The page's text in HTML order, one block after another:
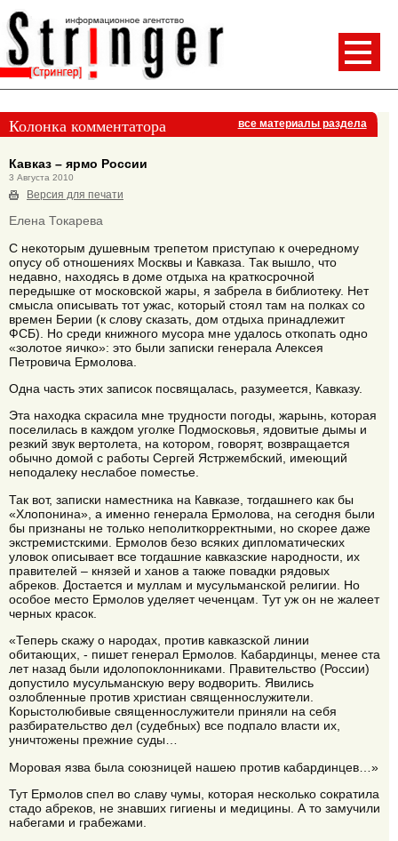
Колонка комментатора все материалы раздела
Кавказ – ярмо России
3 Августа 2010
Версия для печати
Елена Токарева
С некоторым душевным трепетом приступаю к очередному
опусу об отношениях Москвы и Кавказа. Так вышло, что
недавно, находясь в доме отдыха на краткосрочной
передышке от московской жары, я забрела в библиотеку. Нет
смысла описывать тот ужас, который стоял там на полках со
времен Берии (к слову сказать, дом отдыха принадлежит
ФСБ). Но среди книжного мусора мне удалось откопать одно
«золотое яичко»: это были записки генерала Алексея
Петровича Ермолова.
Одна часть этих записок посвящалась, разумеется, Кавказу.
Эта находка скрасила мне трудности погоды, жарынь, которая
поселилась в каждом уголке Подмосковья, ядовитые дымы и
резкий звук вертолета, на котором, говорят, возвращается
обычно домой с работы Сергей Ястржембский, имеющий
неподалеку неслабое поместье.
Так вот, записки наместника на Кавказе, тогдашнего как бы
«Хлопонина», а именно генерала Ермолова, на сегодня были
бы признаны не только неполиткорректными, но скорее даже
экстремистскими. Ермолов безо всяких дипломатических
уловок описывает все тогдашние кавказские народности, их
правителей – князей и ханов а также повадки рядовых
абреков. Достается и муллам и мусульманской религии. Но
особое место Ермолов уделяет чеченцам. Тут уж он не жалеет
черных красок.
«Теперь скажу о народах, против кавказской линии
обитающих, - пишет генерал Ермолов. Кабардинцы, менее ста
лет назад были идолопоклонниками. Правительство (России)
допустило мусульманскую веру водворить. Явились
озлобленные против христиан священнослужители.
Корыстолюбивые священнослужители приняли на себя
разбирательство дел (судебных) все подпало власти их,
уничтожены прежние суды…
Моровая язва была союзницей нашею против кабардинцев…»
Тут Ермолов спел во славу чумы, которая несколько сократила
стадо абреков, не знавших гигиены и медицины. А то замучили
набегами и грабежами.